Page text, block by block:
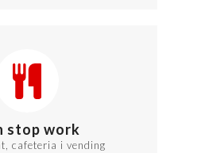
stop work
cafeteria i vending